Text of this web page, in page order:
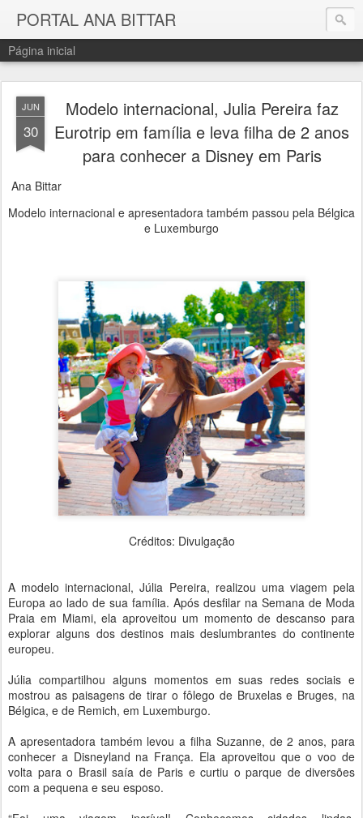
PORTAL ANA BITTAR
Página inicial
JUN
30
Modelo internacional, Julia Pereira faz
Eurotrip em família e leva filha de 2 anos
para conhecer a Disney em Paris
Ana Bittar
Modelo internacional e apresentadora também passou pela Bélgica
e Luxemburgo
Créditos: Divulgação
A modelo internacional, Júlia Pereira, realizou uma viagem pela
Europa ao lado de sua família. Após desfilar na Semana de Moda
Praia em Miami, ela aproveitou um momento de descanso para
explorar alguns dos destinos mais deslumbrantes do continente
europeu.
Júlia compartilhou alguns momentos em suas redes sociais e
mostrou as paisagens de tirar o fôlego de Bruxelas e Bruges, na
Bélgica, e de Remich, em Luxemburgo.
A apresentadora também levou a filha Suzanne, de 2 anos, para
conhecer a Disneyland na França. Ela aproveitou que o voo de
volta para o Brasil saía de Paris e curtiu o parque de diversões
com a pequena e seu esposo.